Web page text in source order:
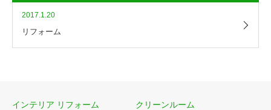
2017.1.20
リフォーム
インテリア リフォーム
クリーンルーム